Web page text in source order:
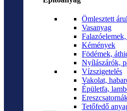
Ömlesztett
Vasanyag
Kémények
Födémek,
Nyílászárók,
Vízszigetelés
Vakolat,
Épületfa,
Tetőfedő